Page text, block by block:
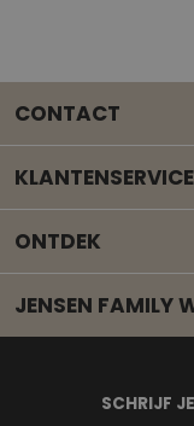
CONTACT
KLANTENSERVICE
ONTDEK
JENSEN FAMILY
SCHRIJF